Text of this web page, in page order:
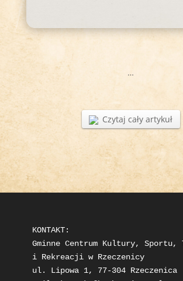
…
Czytaj cały artykuł
KONTAKT:
Gminne Centrum Kultury,
i Rekreacji w Rzeczenicy
ul. Lipowa 1, 77-304 Rzeczenica